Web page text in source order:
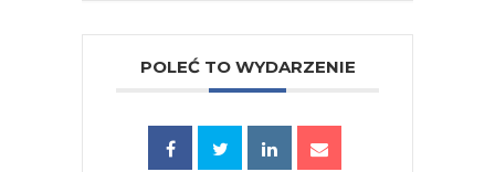
POLEĆ TO WYDARZENIE